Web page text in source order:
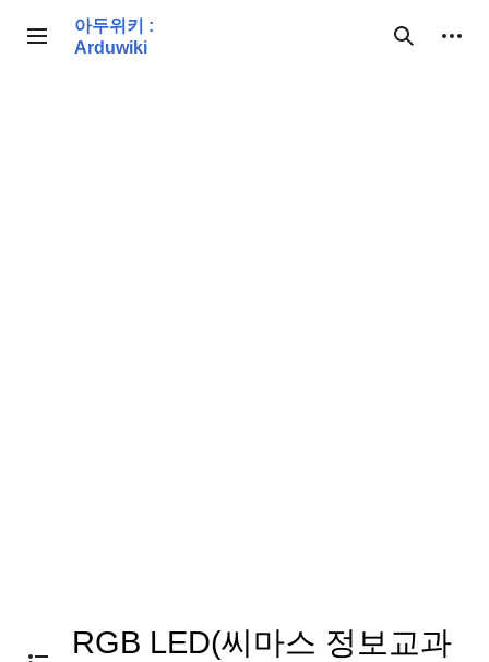
문
사이드바 토글
아두위키 :
Arduwiki
검색
개인 도구
RGB LED(씨마스 정보교과